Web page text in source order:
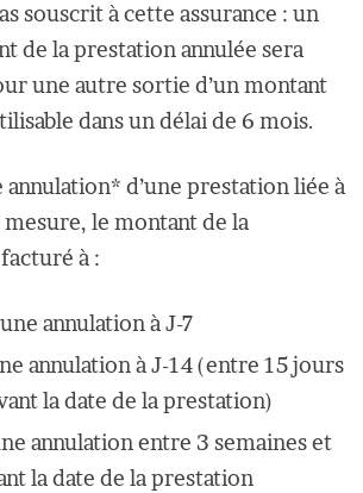
souscrit à cette assurance : un
de la prestation annulée sera
une autre sortie d’un montant
dans un délai de 6 mois.
d’une prestation liée à
le montant de la
à :
annulation à J-7
annulation à J-14 (entre 15 jours
la date de la prestation)
annulation entre 3 semaines et
la date de la prestation